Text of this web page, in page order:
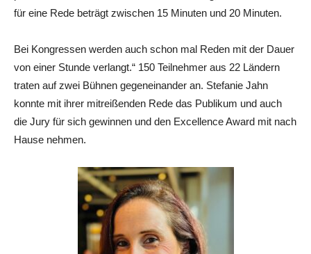
für eine Rede beträgt zwischen 15 Minuten und 20 Minuten.
Bei Kongressen werden auch schon mal Reden mit der Dauer
von einer Stunde verlangt.“ 150 Teilnehmer aus 22 Ländern
traten auf zwei Bühnen gegeneinander an. Stefanie Jahn
konnte mit ihrer mitreißenden Rede das Publikum und auch
die Jury für sich gewinnen und den Excellence Award mit nach
Hause nehmen.